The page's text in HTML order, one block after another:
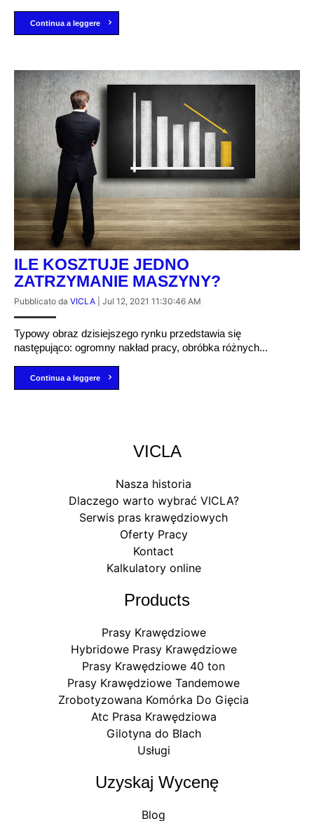
Continua a leggere
ILE KOSZTUJE JEDNO
ZATRZYMANIE MASZYNY?
Pubblicato da VICLA Jul 12, 2021 11:30:46 AM
Typowy obraz dzisiejszego rynku przedstawia się
następująco: ogromny nakład pracy, obróbka różnych...
Continua a leggere
VICLA
Nasza historia
Dlaczego warto wybrać VICLA?
Serwis pras krawędziowych
Oferty Pracy
Kontact
Kalkulatory online
Products
Prasy Krawędziowe
Hybridowe Prasy Krawędziowe
Prasy Krawędziowe 40 ton
Prasy Krawędziowe Tandemowe
Zrobotyzowana Komórka Do Gięcia
Atc Prasa Krawędziowa
Gilotyna do Blach
Usługi
Uzyskaj Wycenę
Blog